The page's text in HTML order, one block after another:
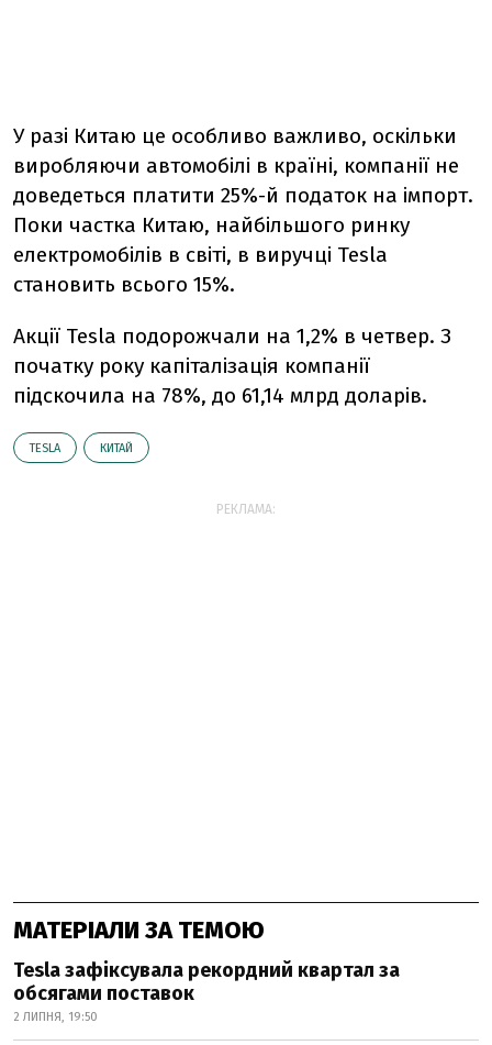
У разі Китаю це особливо важливо, оскільки
виробляючи автомобілі в країні, компанії не
доведеться платити 25%-й податок на імпорт.
Поки частка Китаю, найбільшого ринку
електромобілів в світі, в виручці Tesla
становить всього 15%.
Акції Tesla подорожчали на 1,2% в четвер. З
початку року капіталізація компанії
підскочила на 78%, до 61,14 млрд доларів.
TESLA КИТАЙ
РЕКЛАМА:
МАТЕРІАЛИ ЗА ТЕМОЮ
Tesla зафіксувала рекордний квартал за
обсягами поставок
2 ЛИПНЯ, 19:50